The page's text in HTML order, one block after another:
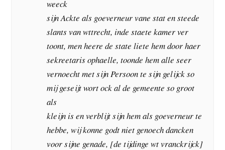
weeck
sijn Ackte als goeverneur vane stat en steede
slants van wttrecht, inde staete kamer ver
toont, men heere de state liete hem door haer
sekreetaris ophaelle, toonde hem alle seer
vernoecht met sijn Persoon te sijn gelijck so
mij geseijt wort ock al de gemeente so groot
als
kleijn is en verblijt sijn hem als goeverneur te
hebbe, wij konne godt niet genoech dancken
voor sijne genade, [de tijdinge wt vranckrijck]